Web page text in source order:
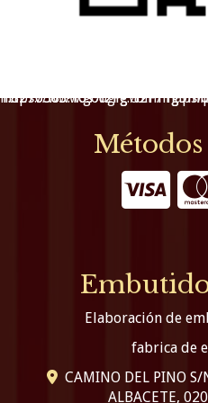
https://www.google.com/maps/place/EMBUTIDOS+CUERDA/@38.994316,-1.826954,20z/data=!4m14!1m7!3m6!1s0xd66f55e01c91acb:0x9798e60c330d164!2sEMBUTIDOS+CUERDA!8m2!3d38.9942136!4d-
Elaboración de
fabrica de
CAMINO DEL PINO
ALBACETE,